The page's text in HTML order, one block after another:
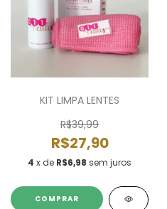
KIT LIMPA LENTES
R$39,99
R$27,90
4 x de R$6,98 sem juros